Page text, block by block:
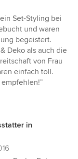
Set-Styling bei
und waren
begeistert.
Deko als auch die
von Frau
einfach toll.
in